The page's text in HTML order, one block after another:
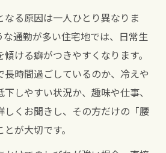
る原因は一人ひとり異なりま
な通勤が多い住宅地では、日常生
ける癖がつきやすくなります。
長時間過ごしているのか、冷えや
しやすい状況か、趣味や仕事、
しくお聞きし、その方だけの「腰
が大切です。